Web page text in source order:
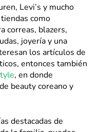
Levi’s y mucho
tiendas como
correas, blazers,
joyería y una
los artículos de
entonces también
, en donde
beauty coreano y
destacadas de